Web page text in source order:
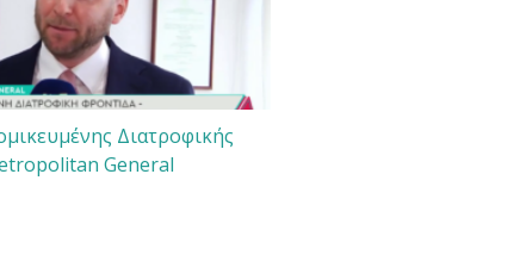
Διατροφικής
General